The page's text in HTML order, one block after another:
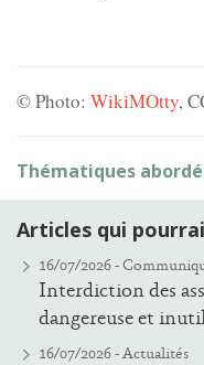
© Photo: WikiMOtty,
Thématiques
Articles qui
16/07/2026 -
Interdiction des
dangereuse et
16/07/2026 -Actualités